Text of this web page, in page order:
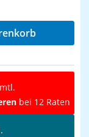
mtl.
bei 12 Raten